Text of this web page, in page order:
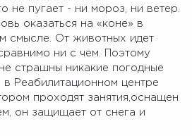
не пугает - ни мороз, ни ветер.
оказаться на «коне» в
смысле. От животных идет
ни с чем. Поэтому
страшны никакие погодные
Реабилитационном центре
проходят занятия,оснащен
он защищает от снега и